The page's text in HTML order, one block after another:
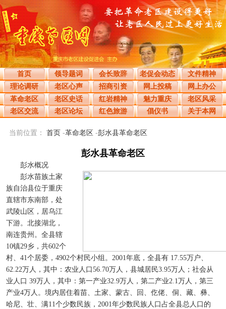
首页 领导题词 会长致辞 老促会动态
文件精神
理论调研
老区心声 招商引资 网上投稿
网上办公
革命老区
老区史话 红岩精神 魅力重庆
老区风采
老区交流
老区论坛 红色旅游 倡仪书 关于本网
当前位置： 首页 -革命老区 -彭水县革命老区
彭水县革命老区
彭水概况
彭水苗族土家
族自治县位于重庆
直辖市东南部，处
武陵山区，居乌江
下游。北接湖北，
南连贵州。全县辖
10镇29乡，共602个
村、41个居委，4902个村民小组。2001年底，全县有 17.55万户、
62.22万人，其中：农业人口56.70万人，县城居民3.95万人；社会从
业人口 39万人，其中：第一产业32.9万人，第二产业2.1万人，第三
产业4万人。境内居住着苗、土家、蒙古、回、仡佬、侗、藏、彝、
哈尼、壮、满11个少数民族，2001年少数民族人口占全县总人口的